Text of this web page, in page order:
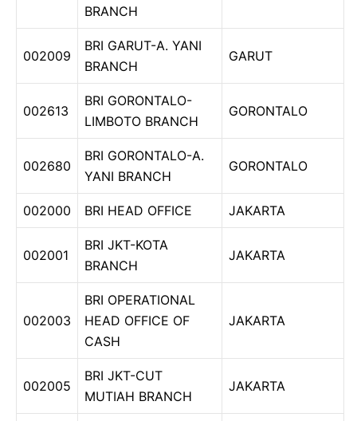
BRANCH
002009
BRI GARUT-A. YANI
BRANCH
GARUT
002613
BRI GORONTALO-
LIMBOTO BRANCH
GORONTALO
002680
BRI GORONTALO-A.
YANI BRANCH
GORONTALO
002000 BRI HEAD OFFICE JAKARTA
002001
BRI JKT-KOTA
BRANCH
JAKARTA
002003
BRI OPERATIONAL
HEAD OFFICE OF
CASH
JAKARTA
002005
BRI JKT-CUT
MUTIAH BRANCH
JAKARTA